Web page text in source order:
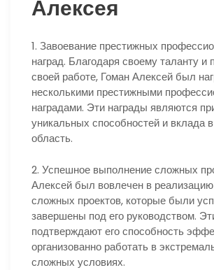
Алексея
1. Завоевание престижных
наград. Благодаря своему таланту и
своей работе, Гоман Алексей был
несколькими престижными
наградами. Эти награды являются
уникальных способностей и вклада
область.
2. Успешное выполнение сложных
Алексей был вовлечен в реализацию
сложных проектов, которые были
завершены под его руководством.
подтверждают его способность
организованно работать в
сложных условиях.